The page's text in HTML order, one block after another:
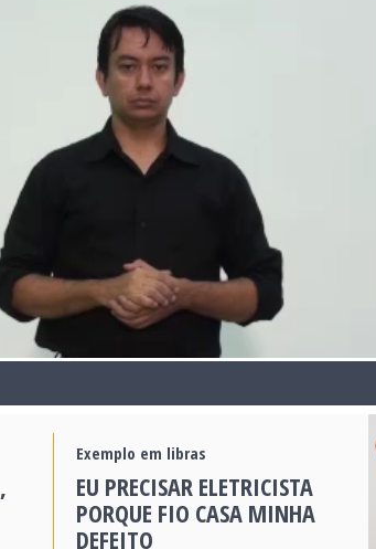
Exemplo em libras
EU PRECISAR ELETRICISTA
PORQUE FIO CASA MINHA
DEFEITO